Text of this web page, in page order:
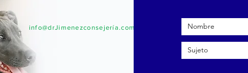
info@drJimenezconsejería.com